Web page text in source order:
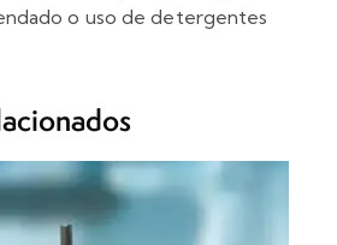
o uso de detergentes